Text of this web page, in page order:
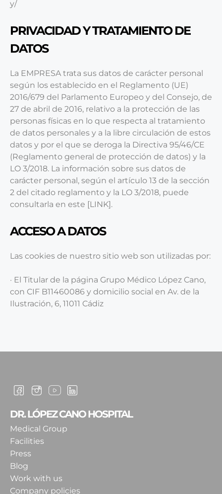
y/
PRIVACIDAD Y TRATAMIENTO DE
DATOS
La EMPRESA trata sus datos de carácter personal
según los establecido en el Reglamento (UE)
2016/679 del Parlamento Europeo y del Consejo, de
27 de abril de 2016, relativo a la protección de las
personas físicas en lo que respecta al tratamiento
de datos personales y a la libre circulación de estos
datos y por el que se deroga la Directiva 95/46/CE
(Reglamento general de protección de datos) y la
LO 3/2018. La información sobre sus datos de
carácter personal, según el artículo 13 de la sección
2 del citado reglamento y la LO 3/2018, puede
consultarla en este [LINK].
ACCESO A DATOS
Las cookies de nuestro sitio web son utilizadas por:
· El Titular de la página Grupo Médico López Cano,
con CIF B11460086 y domicilio social en Av. de la
Ilustración, 6, 11011 Cádiz
DR. LÓPEZ CANO HOSPITAL
Medical Group
Facilities
Press
Blog
Work with us
Company policies